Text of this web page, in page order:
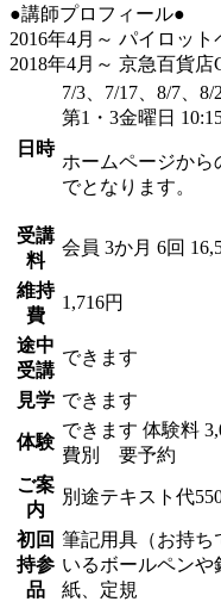
●講師プロフィール●
2016年4月～ パイロッ
2018年4月～ 京急百貨
日時
7/3、7/17、8/7、8/
第1・3金曜日
ホームページから
でとなります。
受講
料
会員 3か月 6回
維持
費
1,716円
途中
受講
できます
見学 できます
体験
できます 体験料
費別 要予約
ご案
内
別途テキスト代
初回
持参
品
筆記用具（お持ち
いるボールペンや
紙、定規